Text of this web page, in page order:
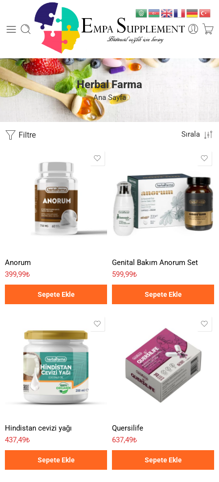
Herbal Farma
Ana Sayfa
Filtre Sırala
Anorum
399,99₺
Sepete Ekle
Genital Bakım Anorum Set
599,99₺
Sepete Ekle
Hindistan cevizi yağı
437,49₺
Sepete Ekle
Quersilife
637,49₺
Sepete Ekle